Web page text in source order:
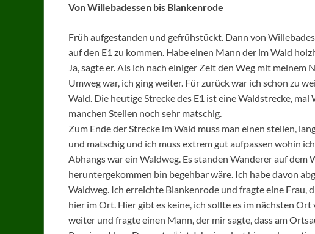
Von Willebadessen bis Blankenrode
Früh aufgestanden und gefrühstückt. Dann von
auf den E1 zu kommen. Habe einen Mann der im Wald
Ja, sagte er. Als ich nach einiger Zeit den Weg mit meinem
Umweg war, ich ging weiter. Für zurück war ich schon zu
Wald. Die heutige Strecke des E1 ist eine Waldstrecke,
manchen Stellen noch sehr matschig.
Zum Ende der Strecke im Wald muss man einen steilen,
und matschig und ich muss extrem gut aufpassen wohin
Abhangs war ein Waldweg. Es standen Wanderer auf dem
heruntergekommen bin begehbar wäre. Ich habe davon
Waldweg. Ich erreichte Blankenrode und fragte eine
hier im Ort. Hier gibt es keine, ich sollte es im nächsten
weiter und fragte einen Mann, der mir sagte, dass am